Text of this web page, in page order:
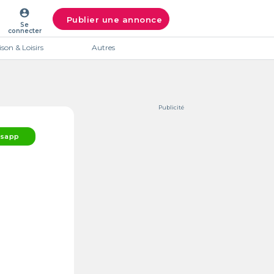
account_circle
Se
connecter
Publier une annonce
& Loisirs Autres
Publicité